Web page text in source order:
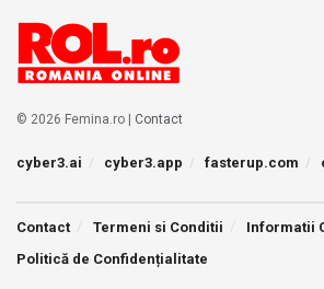
© 2026 Femina.ro | Contact
cyber3.ai cyber3.app fasterup.com
Contact Termeni si Conditii
Informatii
Politică de Confidențialitate